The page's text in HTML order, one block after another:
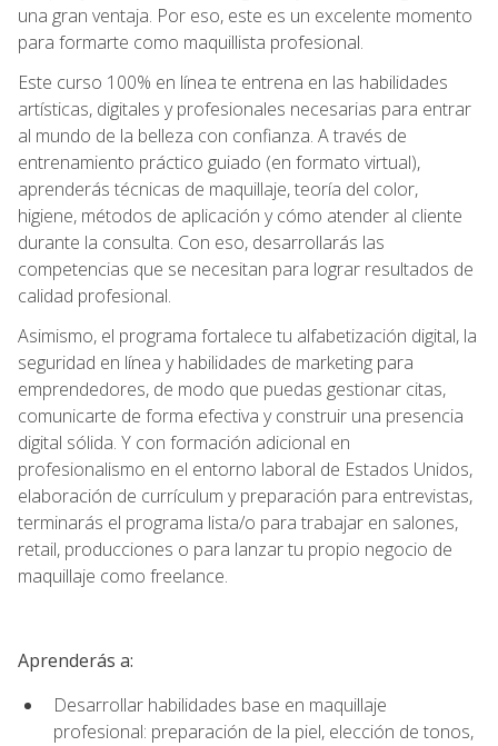
una gran ventaja. Por eso, este es un excelente momento
para formarte como maquillista profesional.
Este curso 100% en línea te entrena en las habilidades
artísticas, digitales y profesionales necesarias para entrar
al mundo de la belleza con confianza. A través de
entrenamiento práctico guiado (en formato virtual),
aprenderás técnicas de maquillaje, teoría del color,
higiene, métodos de aplicación y cómo atender al cliente
durante la consulta. Con eso, desarrollarás las
competencias que se necesitan para lograr resultados de
calidad profesional.
Asimismo, el programa fortalece tu alfabetización digital, la
seguridad en línea y habilidades de marketing para
emprendedores, de modo que puedas gestionar citas,
comunicarte de forma efectiva y construir una presencia
digital sólida. Y con formación adicional en
profesionalismo en el entorno laboral de Estados Unidos,
elaboración de currículum y preparación para entrevistas,
terminarás el programa lista/o para trabajar en salones,
retail, producciones o para lanzar tu propio negocio de
maquillaje como freelance.
Aprenderás a:
Desarrollar habilidades base en maquillaje
profesional: preparación de la piel, elección de tonos,